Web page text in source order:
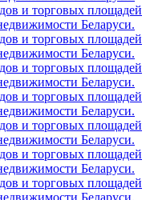
и торговых площадей
Беларуси.
и торговых площадей
Беларуси.
и торговых площадей
Беларуси.
и торговых площадей
Беларуси.
и торговых площадей
Беларуси.
и торговых площадей
Беларуси.
и торговых площадей
Беларуси.